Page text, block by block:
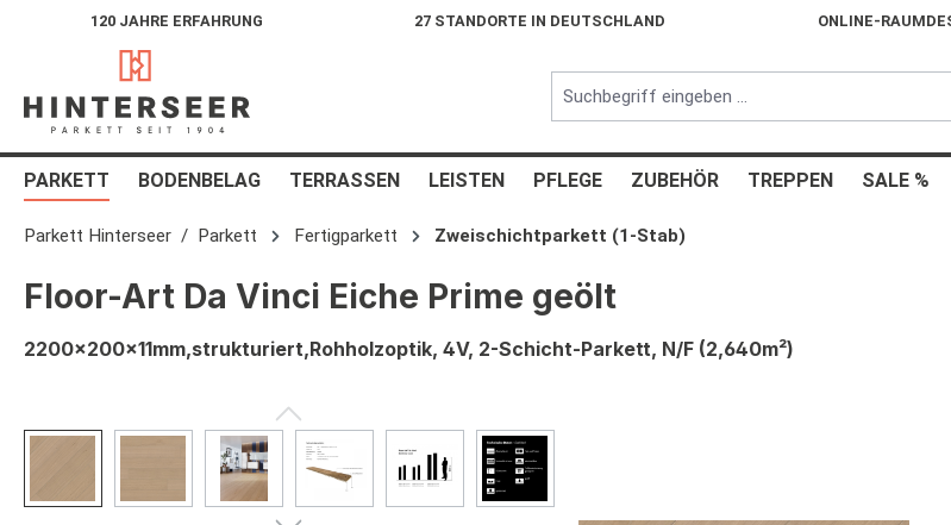
Zur Hauptnavigation springen
120 JAHRE ERFAHRUNG 27 STANDORTE IN DEUTSCHLAND ONLINE-
PARKETT BODENBELAG TERRASSEN LEISTEN PFLEGE ZUBEHÖR TREPPEN SALE %
Parkett Hinterseer Parkett Fertigparkett Zweischichtparkett (1-Stab)
Floor-Art Da Vinci Eiche Prime geölt
2200x200x11mm,strukturiert,Rohholzoptik, 4V, 2-Schicht-Parkett, N/F (2,640m²)
Bildergalerie überspringen